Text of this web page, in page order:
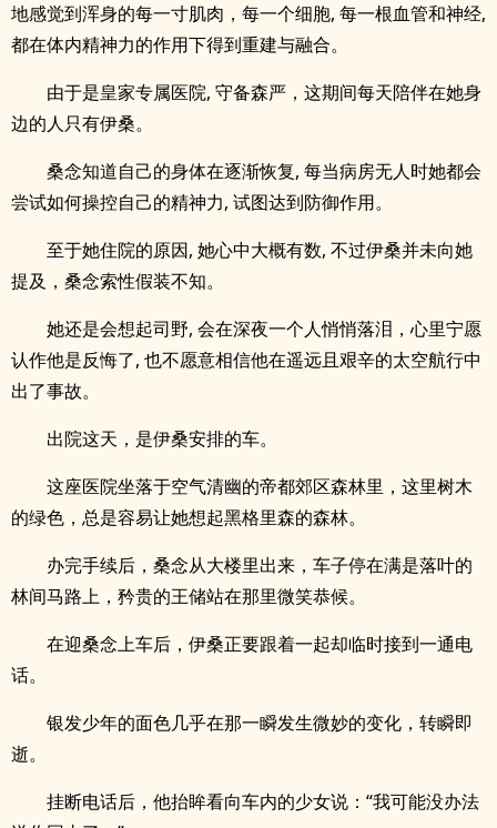
地感觉到浑身的每一寸肌肉，每一个细胞, 每一根血管和神经,
都在体内精神力的作用下得到重建与融合。
由于是皇家专属医院, 守备森严，这期间每天陪伴在她身
边的人只有伊桑。
桑念知道自己的身体在逐渐恢复, 每当病房无人时她都会
尝试如何操控自己的精神力, 试图达到防御作用。
至于她住院的原因, 她心中大概有数, 不过伊桑并未向她
提及，桑念索性假装不知。
她还是会想起司野, 会在深夜一个人悄悄落泪，心里宁愿
认作他是反悔了, 也不愿意相信他在遥远且艰辛的太空航行中
出了事故。
出院这天，是伊桑安排的车。
这座医院坐落于空气清幽的帝都郊区森林里，这里树木
的绿色，总是容易让她想起黑格里森的森林。
办完手续后，桑念从大楼里出来，车子停在满是落叶的
林间马路上，矜贵的王储站在那里微笑恭候。
在迎桑念上车后，伊桑正要跟着一起却临时接到一通电
话。
银发少年的面色几乎在那一瞬发生微妙的变化，转瞬即
逝。
挂断电话后，他抬眸看向车内的少女说：“我可能没办法